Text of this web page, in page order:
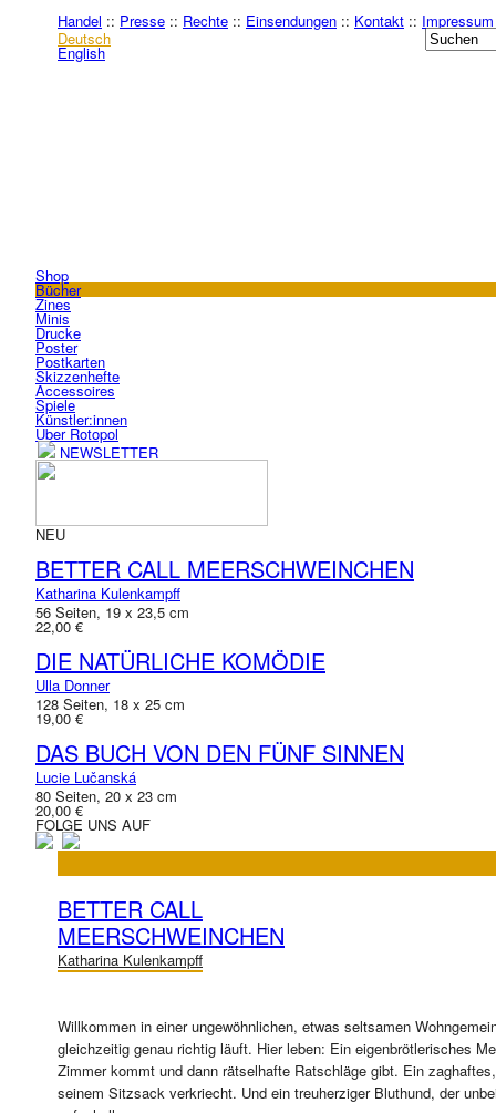
Handel :: Presse :: Rechte :: Einsendungen :: Kontakt :: Impressum
Deutsch
English
Shop
Bücher
Zines
Minis
Drucke
Poster
Postkarten
Skizzenhefte
Accessoires
Spiele
Künstler:innen
Über Rotopol
NEWSLETTER
NEU
BETTER CALL MEERSCHWEINCHEN
Katharina Kulenkampff
56 Seiten, 19 x 23,5 cm
22,00 €
DIE NATÜRLICHE KOMÖDIE
Ulla Donner
128 Seiten, 18 x 25 cm
19,00 €
DAS BUCH VON DEN FÜNF SINNEN
Lucie Lučanská
80 Seiten, 20 x 23 cm
20,00 €
FOLGE UNS AUF
BETTER CALL
MEERSCHWEINCHEN
Katharina Kulenkampff
Willkommen in einer ungewöhnlichen, etwas seltsamen
gleichzeitig genau richtig läuft. Hier leben: Ein eigenbrötlerisches
Zimmer kommt und dann rätselhafte Ratschläge gibt. Ein
seinem Sitzsack verkriecht. Und ein treuherziger Bluthund, der